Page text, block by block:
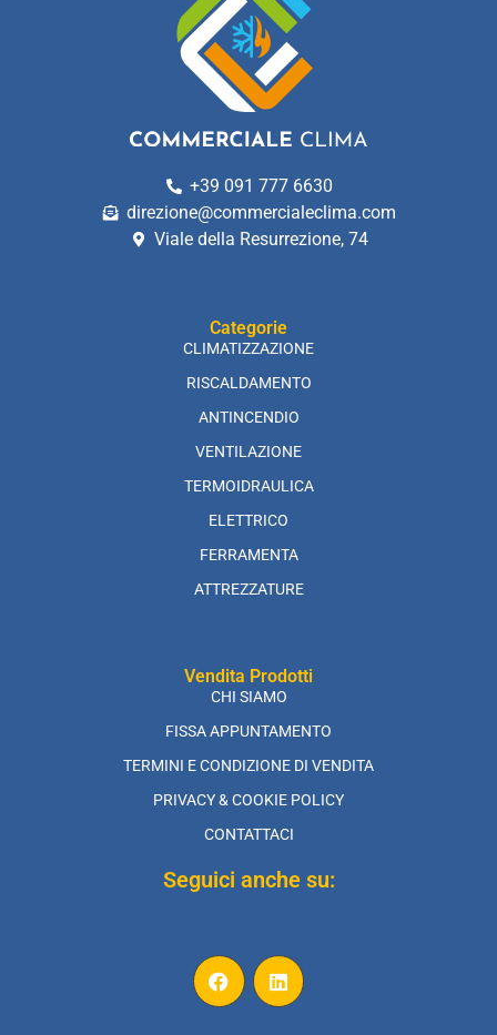
+39 091 777 6630
direzione@commercialeclima.com
Viale della Resurrezione, 74
Categorie
CLIMATIZZAZIONE
RISCALDAMENTO
ANTINCENDIO
VENTILAZIONE
TERMOIDRAULICA
ELETTRICO
FERRAMENTA
ATTREZZATURE
Vendita Prodotti
CHI SIAMO
FISSA APPUNTAMENTO
TERMINI E CONDIZIONE DI VENDITA
PRIVACY & COOKIE POLICY
CONTATTACI
Seguici anche su: